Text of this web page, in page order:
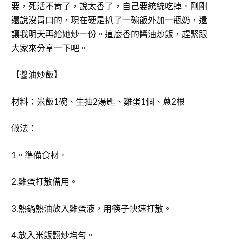
要，死活不肯了，說太香了，自己要統統吃掉。剛剛
還說沒胃口的，現在硬是扒了一碗飯外加一瓶奶，還
讓我明天再給她炒一份。這麼香的醬油炒飯，趕緊跟
大家來分享一下吧。
【醬油炒飯】
材料：米飯1碗、生抽2湯匙、雞蛋1個、蔥2根
做法：
1。準備食材。
2.雞蛋打散備用。
3.熱鍋熱油放入雞蛋液，用筷子快速打散。
4.放入米飯翻炒均勻。